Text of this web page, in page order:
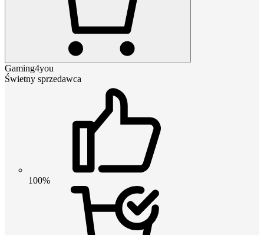
Gaming4you
Świetny sprzedawca
100%